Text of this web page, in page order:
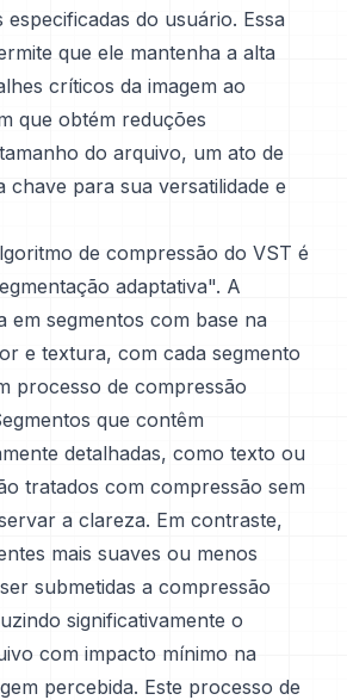
do usuário. Essa
que ele mantenha a alta
críticos da imagem ao
que obtém reduções
do arquivo, um ato de
chave para sua versatilidade e
de compressão do VST é
adaptativa". A
em segmentos com base na
e textura, com cada segmento
processo de compressão
que contêm
detalhadas, como texto ou
tratados com compressão sem
a clareza. Em contraste,
mais suaves ou menos
submetidas a compressão
significativamente o
com impacto mínimo na
percebida. Este processo de